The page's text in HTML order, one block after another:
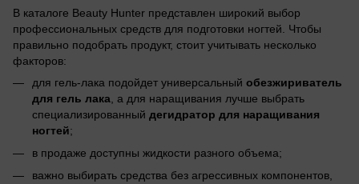
В каталоге Beauty Hunter представлен широкий выбор
профессиональных средств для подготовки ногтей. Чтобы
правильно подобрать продукт, стоит учитывать несколько
факторов:
для гель-лака подойдет универсальный обезжириватель
для гель лака , а для наращивания лучше выбрать
специализированный дегидратор для наращивания
ногтей;
в продаже доступны жидкости разного объема;
важно выбирать средства без агрессивных компонентов,